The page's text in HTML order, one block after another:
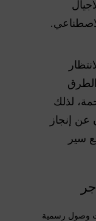
لذلك
عن إنجاز
سير
وصول رسمية